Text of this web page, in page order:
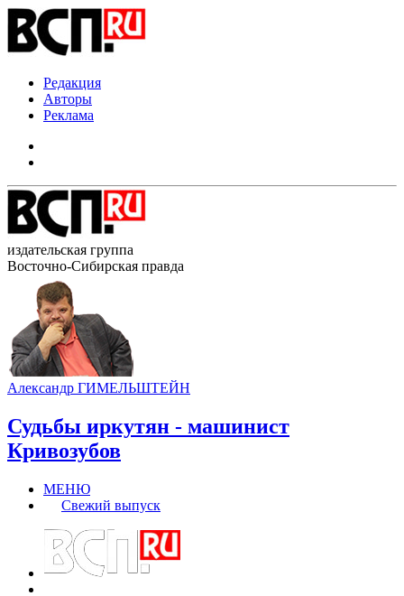
Редакция
Авторы
Реклама
издательская группа
Восточно-Сибирская правда
Александр ГИМЕЛЬШТЕЙН
Судьбы иркутян - машинист
Кривозубов
МЕНЮ
Свежий выпуск